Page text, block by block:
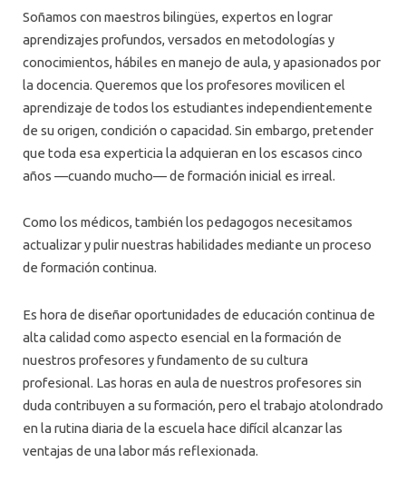
Soñamos con maestros bilingües, expertos en lograr
aprendizajes profundos, versados en metodologías y
conocimientos, hábiles en manejo de aula, y apasionados por
la docencia. Queremos que los profesores movilicen el
aprendizaje de todos los estudiantes independientemente
de su origen, condición o capacidad. Sin embargo, pretender
que toda esa experticia la adquieran en los escasos cinco
años —cuando mucho— de formación inicial es irreal.
Como los médicos, también los pedagogos necesitamos
actualizar y pulir nuestras habilidades mediante un proceso
de formación continua.
Es hora de diseñar oportunidades de educación continua de
alta calidad como aspecto esencial en la formación de
nuestros profesores y fundamento de su cultura
profesional. Las horas en aula de nuestros profesores sin
duda contribuyen a su formación, pero el trabajo atolondrado
en la rutina diaria de la escuela hace difícil alcanzar las
ventajas de una labor más reflexionada.